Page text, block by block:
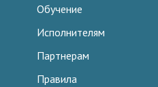
Обучение
Исполнителям
Партнерам
Правила